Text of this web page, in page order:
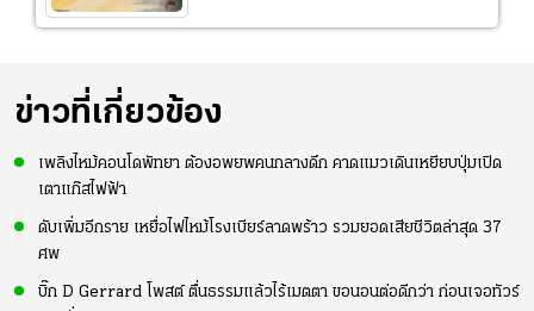
ข่าวที่เกี่ยวข้อง
เพลิงไหม้คอนโดพัทยา ต้องอพยพคนกลางดึก คาดแมวเดินเหยียบปุ่มเปิด
เตาแก๊สไฟฟ้า
ดับเพิ่มอีกราย เหยื่อไฟไหม้โรงเบียร์ลาดพร้าว รวมยอดเสียชีวิตล่าสุด 37
ศพ
บิ๊ก D Gerrard โพสต์ ตื่นธรรมแล้วไร้เมตตา ขอนอนต่อดีกว่า ก่อนเจอทัวร์